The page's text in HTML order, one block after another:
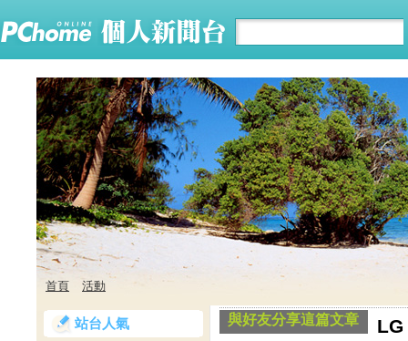
首頁 活動
與好友分享這篇文章
LG
站台人氣